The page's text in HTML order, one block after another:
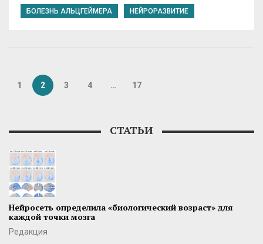
БОЛЕЗНЬ АЛЬЦГЕЙМЕРА НЕЙРОРАЗВИТИЕ
1 2 3 4 … 17
СТАТЬИ
Нейросеть определила «биологический возраст» для
каждой точки мозга
Редакция